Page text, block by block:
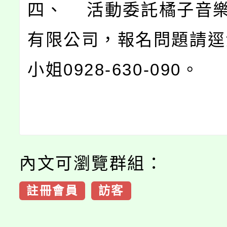
四、 活動委託橘子音
有限公司，報名問題請
小姐0928-630-090。
內文可瀏覽群組：
註冊會員 訪客